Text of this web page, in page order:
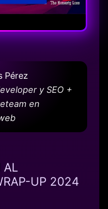
Pérez
y SEO +
en
AL
UP 2024